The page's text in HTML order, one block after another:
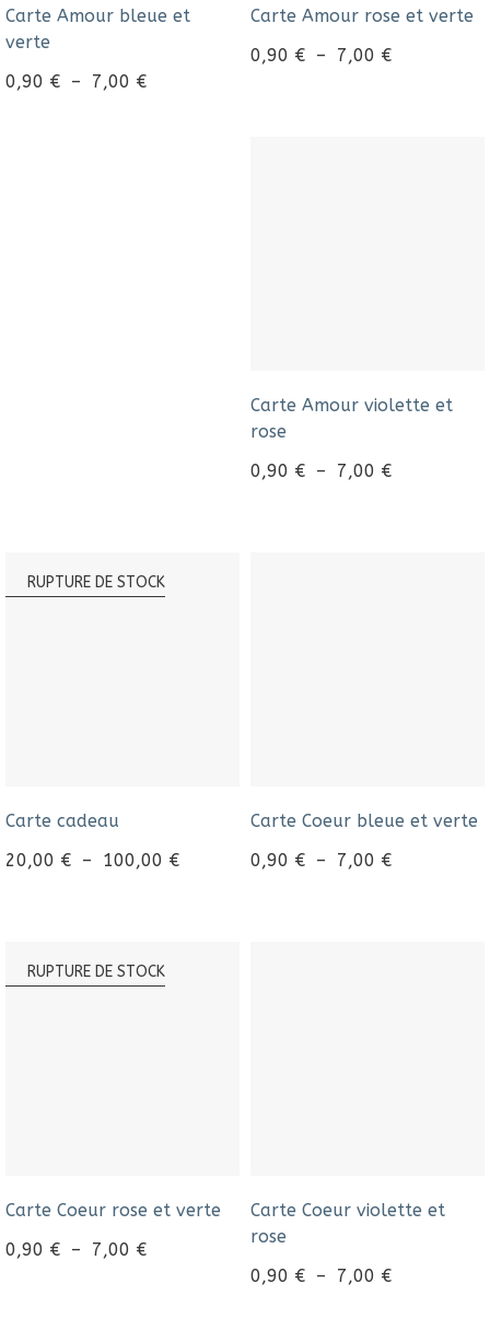
Carte Amour bleue et
verte
0,90 € – 7,00 €
Carte Amour rose et verte
0,90 € – 7,00 €
Carte Amour violette et
rose
0,90 € – 7,00 €
RUPTURE DE STOCK
Carte cadeau
20,00 € – 100,00 €
Carte Coeur bleue et verte
0,90 € – 7,00 €
RUPTURE DE STOCK
Carte Coeur rose et verte
0,90 € – 7,00 €
Carte Coeur violette et
rose
0,90 € – 7,00 €